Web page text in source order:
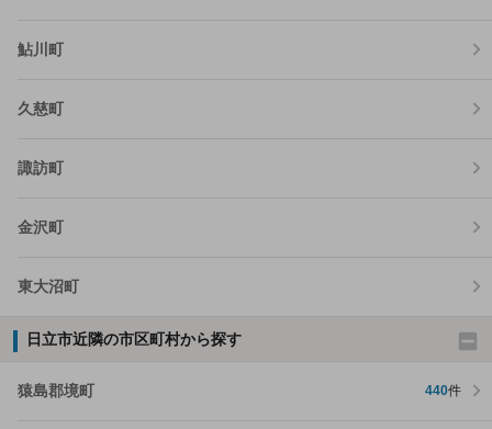
鮎川町
久慈町
諏訪町
金沢町
東大沼町
日立市近隣の市区町村から探す
猿島郡境町 440件